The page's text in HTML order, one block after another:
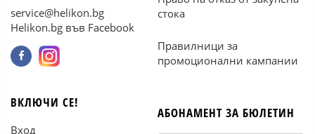
service@helikon.bg
Helikon.bg във Facebook
стока
Правилници за
промоционални кампании
ВКЛЮЧИ СЕ!
Вход
АБОНАМЕНТ ЗА БЮЛЕТИН